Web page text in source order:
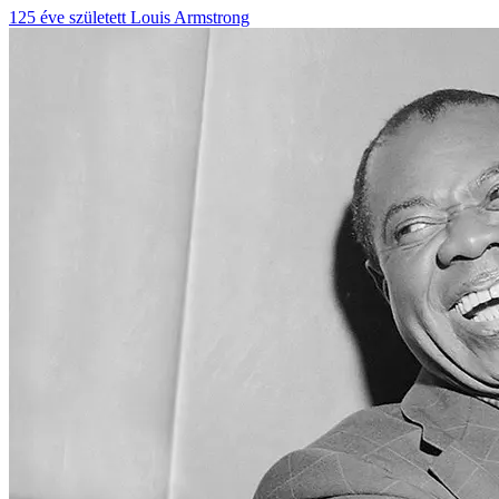
125 éve született Louis Armstrong